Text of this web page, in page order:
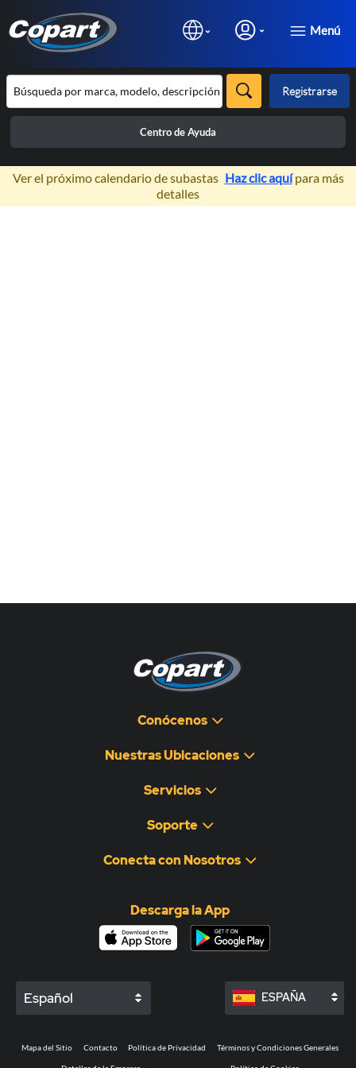
Menú
Registrarse
Centro de Ayuda
×
Ver el próximo calendario de subastas Haz clic aquípara más
detalles
Conócenos
Nuestras Ubicaciones
Servicios
Soporte
Conecta con Nosotros
Descarga la App
Español ESPAÑA
Mapa del Sitio Contacto Política de Privacidad Términos y Condiciones Generales